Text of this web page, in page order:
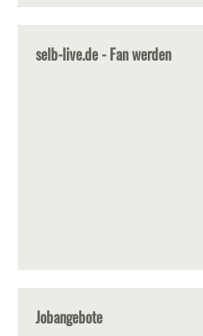
selb-live.de - Fan werden
Jobangebote